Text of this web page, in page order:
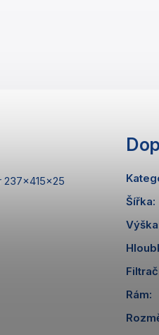
237x415x25
Šířka:
Výška
Rám: